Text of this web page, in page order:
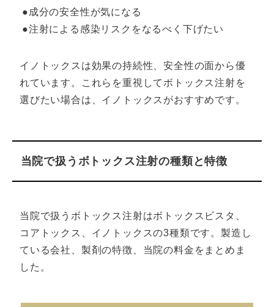
●成分の安全性が気になる
●注射による感染リスクをなるべく下げたい
イノトックスは効果の持続性、安全性の面から優
れています。これらを重視してボトックス注射を
選びたい場合は、イノトックスがおすすめです。
当院で扱うボトックス注射の種類と特徴
当院で扱うボトックス注射はボトックスビスタ、
コアトックス、イノトックスの3種類です。製造し
ている会社、製剤の特徴、当院の料金をまとめま
した。